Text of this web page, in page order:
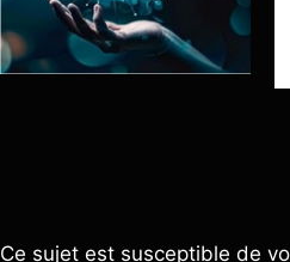
Ce sujet est susceptible de